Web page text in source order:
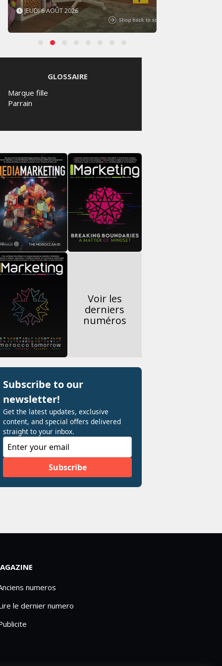
JEUDI 6 AOÛT 2026
GLOSSAIRE
Marque fille
Parrain
Voir les
derniers
numéros
numeros
le dernier numero